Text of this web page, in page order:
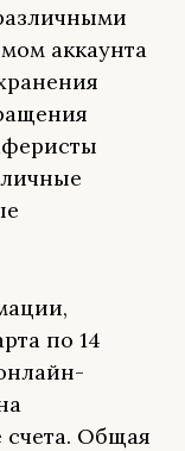
аккаунта
по 14
счета. Общая